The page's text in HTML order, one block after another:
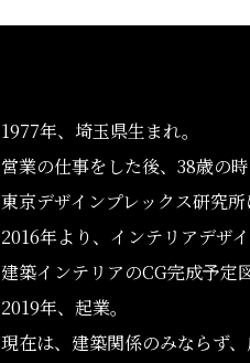
1977年、埼玉県生まれ。
営業の仕事をした後、38歳の
東京デザインプレックス研究所
2016年より、インテリアデザ
建築インテリアのCG完成予定
2019年、起業。
現在は、建築関係のみならず